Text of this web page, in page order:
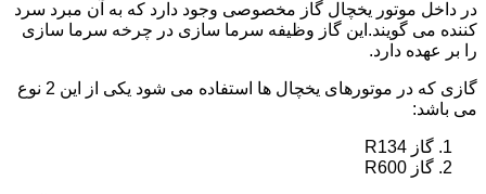
در داخل موتور یخچال گاز مخصوصی وجود دارد که به آن مبرد سرد
کننده می گویند.این گاز وظیفه سرما سازی در چرخه سرما سازی
را بر عهده دارد.
گازی که در موتورهای یخچال ها استفاده می شود یکی از این 2 نوع
می باشد:
گاز R134
گاز R600